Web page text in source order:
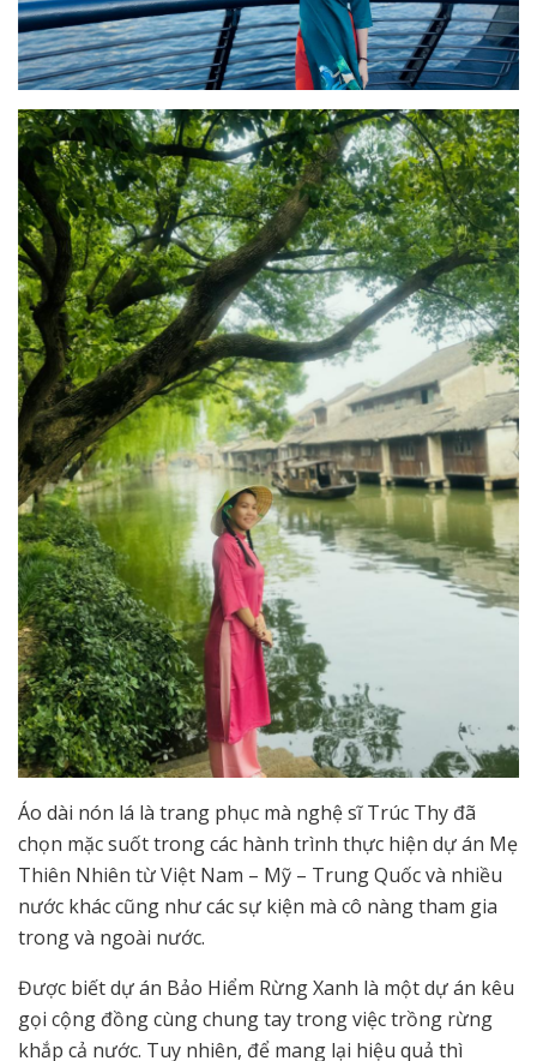
Áo dài nón lá là trang phục mà nghệ sĩ Trúc Thy đã
chọn mặc suốt trong các hành trình thực hiện dự án Mẹ
Thiên Nhiên từ Việt Nam – Mỹ – Trung Quốc và nhiều
nước khác cũng như các sự kiện mà cô nàng tham gia
trong và ngoài nước.
Được biết dự án Bảo Hiểm Rừng Xanh là một dự án kêu
gọi cộng đồng cùng chung tay trong việc trồng rừng
khắp cả nước. Tuy nhiên, để mang lại hiệu quả thì